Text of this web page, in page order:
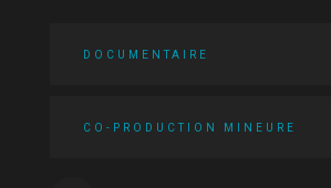
DOCUMENTAIRE
CO-PRODUCTION MINEURE